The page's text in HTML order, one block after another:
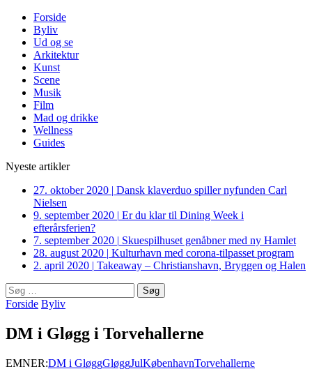
Forside
Byliv
Ud og se
Arkitektur
Kunst
Scene
Musik
Film
Mad og drikke
Wellness
Guides
Nyeste artikler
27. oktober 2020 | Dansk klaverduo spiller nyfunden Carl
Nielsen
9. september 2020 | Er du klar til Dining Week i
efterårsferien?
7. september 2020 | Skuespilhuset genåbner med ny Hamlet
28. august 2020 | Kulturhavn med corona-tilpasset program
2. april 2020 | Takeaway – Christianshavn, Bryggen og Halen
Søg
efter:
Forside Byliv
DM i Gløgg i Torvehallerne
EMNER:DM i GløggGløggJulKøbenhavnTorvehallerne